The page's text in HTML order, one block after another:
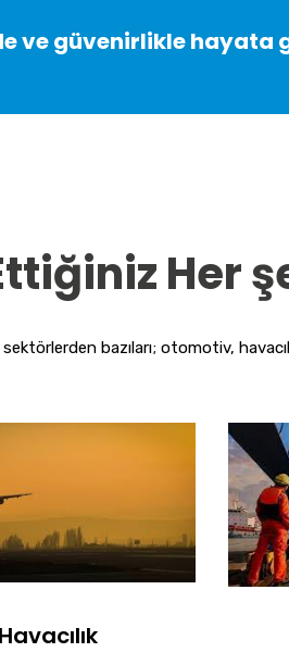
ve güvenirlikle hayata
Her
bazıları; otomotiv,
Havacılık